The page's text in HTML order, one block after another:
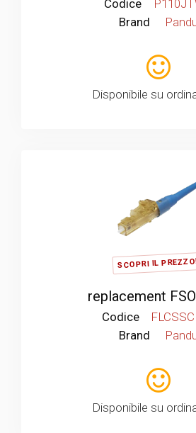
Codice
Brand
Disponibile su
SCOPRI IL
replacement
Codice
Brand
Disponibile su